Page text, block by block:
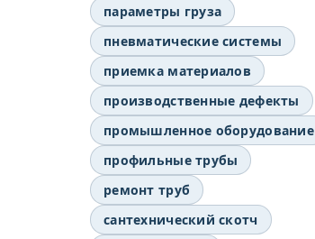
параметры груза
пневматические системы
приемка материалов
производственные дефекты
промышленное оборудование
профильные трубы
ремонт труб
сантехнический скотч